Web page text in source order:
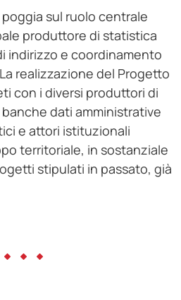
sul ruolo centrale
produttore di statistica
indirizzo e coordinamento
realizzazione del Progetto
con i diversi produttori di
dati amministrative
e attori istituzionali
territoriale, in sostanziale
stipulati in passato, già